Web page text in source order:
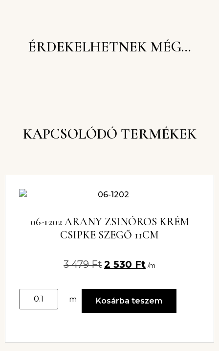
ÉRDEKELHETNEK MÉG…
KAPCSOLÓDÓ TERMÉKEK
06-1202 ARANY ZSINÓROS KRÉM
CSIPKE SZEGŐ 11CM
3 479Ft2 530 Ft /m
m Kosárba teszem